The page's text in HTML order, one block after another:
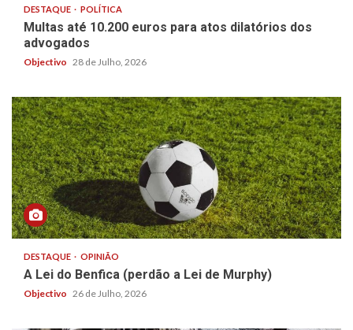
DESTAQUE POLÍTICA
Multas até 10.200 euros para atos dilatórios dos
advogados
Objectivo 28 de Julho, 2026
DESTAQUE OPINIÃO
A Lei do Benfica (perdão a Lei de Murphy)
Objectivo 26 de Julho, 2026